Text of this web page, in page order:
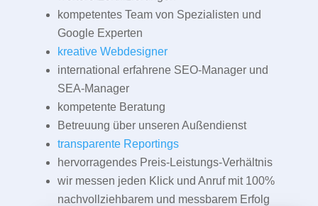
kompetentes Team von Spezialisten und
Google Experten
kreative Webdesigner
international erfahrene SEO-Manager und
SEA-Manager
kompetente Beratung
Betreuung über unseren Außendienst
transparente Reportings
hervorragendes Preis-Leistungs-Verhältnis
wir messen jeden Klick und Anruf mit 100%
nachvollziehbarem und messbarem Erfolg